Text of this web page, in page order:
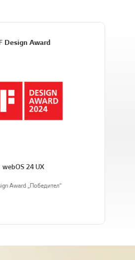
Design Award
webOS 24 UX
Award „Победител“